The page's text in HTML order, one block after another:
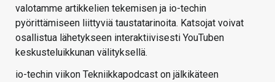
valotamme artikkelien tekemisen ja io-techin
pyörittämiseen liittyviä taustatarinoita. Katsojat voivat
osallistua lähetykseen interaktiivisesti YouTuben
keskusteluikkunan välityksellä.
io-techin viikon Tekniikkapodcast on jälkikäteen